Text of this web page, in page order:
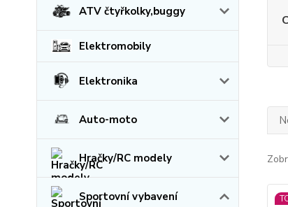
ATV čtyřkolky,buggy
Elektromobily
Elektronika
Auto-moto
Hračky/RC modely
Sportovní vybavení